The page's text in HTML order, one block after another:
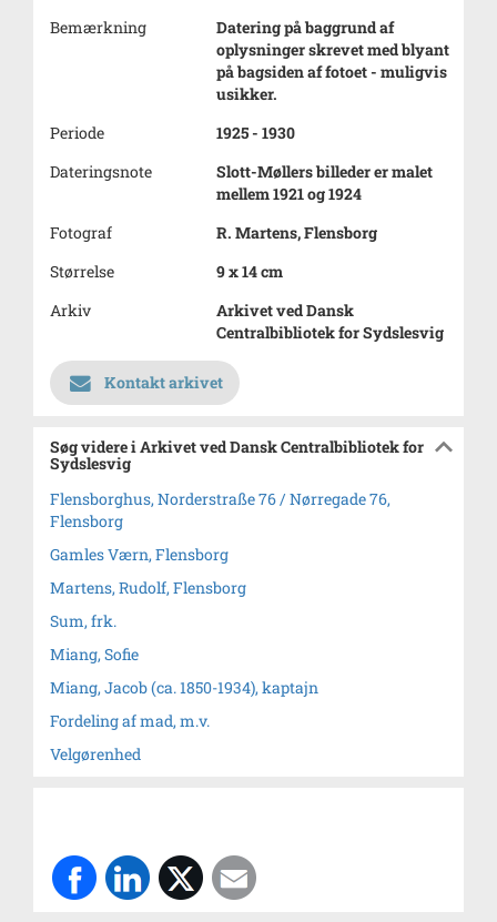
Bemærkning
Datering på baggrund af
oplysninger skrevet med blyant
på bagsiden af fotoet - muligvis
usikker.
Periode
1925 - 1930
Dateringsnote
Slott-Møllers billeder er malet
mellem 1921 og 1924
Fotograf
R. Martens, Flensborg
Størrelse
9 x 14 cm
Arkiv
Arkivet ved Dansk
Centralbibliotek for Sydslesvig
Kontakt arkivet
Søg videre i Arkivet ved Dansk Centralbibliotek for
Sydslesvig
Flensborghus, Norderstraße 76 / Nørregade 76,
Flensborg
Gamles Værn, Flensborg
Martens, Rudolf, Flensborg
Sum, frk.
Miang, Sofie
Miang, Jacob (ca. 1850-1934), kaptajn
Fordeling af mad, m.v.
Velgørenhed